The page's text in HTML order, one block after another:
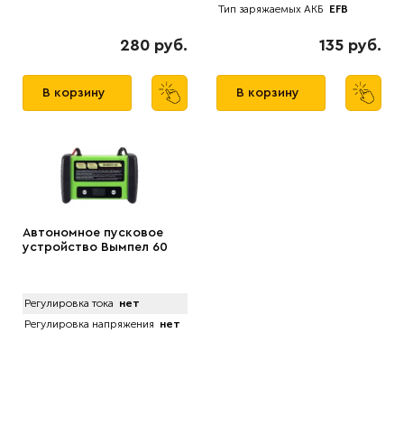
280 руб.
В корзину
Тип заряжаемых АКБ EFB
135 руб.
В корзину
Автономное пусковое
устройство Вымпел 60
Регулировка тока нет
Регулировка напряжения нет